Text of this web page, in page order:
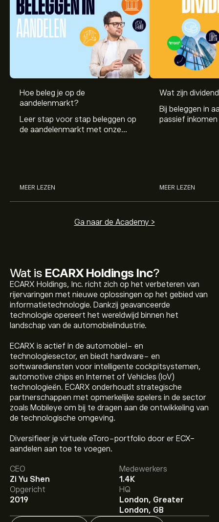
Wat is ECARX Holdings Inc?
ECARX Holdings, Inc. richt zich op het verbeteren van
rijervaringen met nieuwe oplossingen op het gebied van
informatietechnologie. Dankzij geavanceerde
technologie opereert het wereldwijd binnen het
landschap van de automobielindustrie.
ECARX is actief in de automobiel- en
technologiesector, en biedt hardware- en
softwarediensten voor intelligente cockpitsystemen,
automotive chips en Internet of Vehicles (IoV)
technologieën. ECARX onderhoudt strategische
partnerschappen met opmerkelijke spelers in de sector
zoals Mobileye om bij te dragen aan de ontwikkeling van
de technologische omgeving.
Diversifieer je virtuele eToro-portfolio door er ECX-
aandelen aan toe te voegen.
CEO
Zi Yu Shen
Medewerkers
1.4K
Opgericht
2019
HQ
London, Greater
London, GB
Hoe beleg je op de
aandelenmarkt?
Leer stap voor stap beleggen op
de aandelenmarkt met onze
MEER LEZEN
Wat zijn
Bij beleggen in
passief
MEER LEZEN
Ga naar de Academy >
De huidige koers van ECX is 1.10‎$‎.
Het gemiddelde koersdoel voor ECARX Holdings Inc is
1.10‎$‎.
bij eToro voor gedetailleerde
analistenvoorspellingen en koersdoelen.